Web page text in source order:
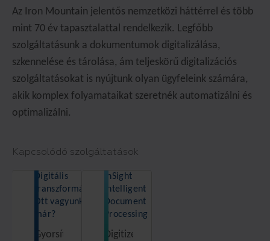
Az Iron Mountain jelentős nemzetközi háttérrel és több
mint 70 év tapasztalattal rendelkezik. Legfőbb
szolgáltatásunk a dokumentumok digitalizálása,
szkennelése és tárolása, ám teljeskörű digitalizációs
szolgáltatásokat is nyújtunk olyan ügyfeleink számára,
akik komplex folyamataikat szeretnék automatizálni és
optimalizálni.
Kapcsolódó szolgáltatások
Digitális
transzformáció.
Ott vagyunk
már?
Gyorsítsa
InSight
Intelligent
Document
Processing
Digitize,